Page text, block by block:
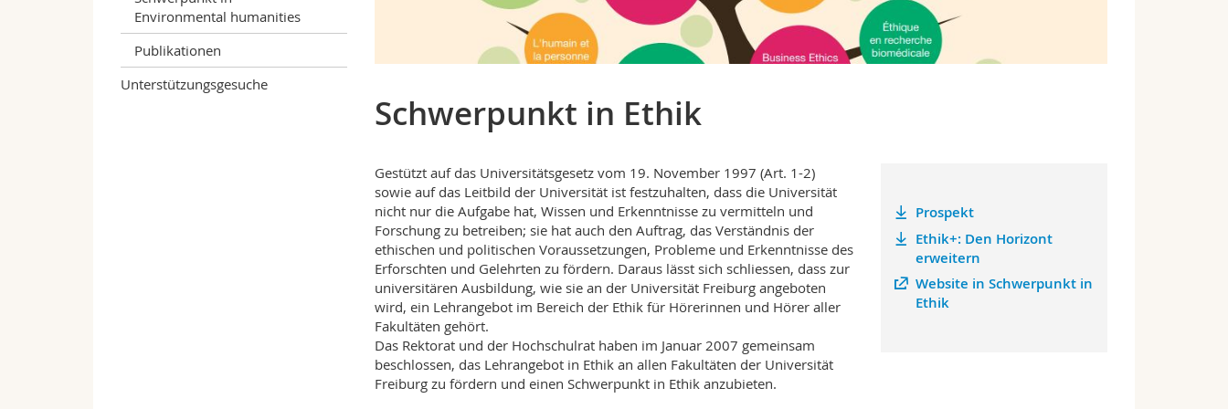
Environmental humanities
Publikationen
Unterstützungsgesuche
Schwerpunkt in Ethik
Gestützt auf das Universitätsgesetz vom 19. November 1997 (Art. 1-2)
sowie auf das Leitbild der Universität ist festzuhalten, dass die Universität
nicht nur die Aufgabe hat, Wissen und Erkenntnisse zu vermitteln und
Forschung zu betreiben; sie hat auch den Auftrag, das Verständnis der
ethischen und politischen Voraussetzungen, Probleme und Erkenntnisse des
Erforschten und Gelehrten zu fördern. Daraus lässt sich schliessen, dass zur
universitären Ausbildung, wie sie an der Universität Freiburg angeboten
wird, ein Lehrangebot im Bereich der Ethik für Hörerinnen und Hörer aller
Fakultäten gehört.
Das Rektorat und der Hochschulrat haben im Januar 2007 gemeinsam
beschlossen, das Lehrangebot in Ethik an allen Fakultäten der Universität
Freiburg zu fördern und einen Schwerpunkt in Ethik anzubieten.
Prospekt
Ethik+: Den Horizont
erweitern
Website in Schwerpunkt in
Ethik